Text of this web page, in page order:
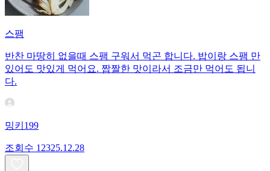
스팸
반찬 마땅히 없을때 스팸 구워서 먹곤 합니다. 밥이랑 스팸 만
있어도 맛있게 먹어요. 짭짤한 맛이라서 조금만 먹어도 됩니
다.
밍키199
조회수 12325.12.28